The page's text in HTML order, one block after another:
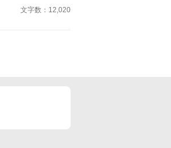
文字数：12,020